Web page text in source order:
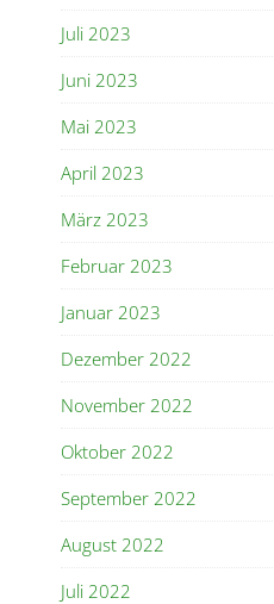
Juli 2023
Juni 2023
Mai 2023
April 2023
März 2023
Februar 2023
Januar 2023
Dezember 2022
November 2022
Oktober 2022
September 2022
August 2022
Juli 2022